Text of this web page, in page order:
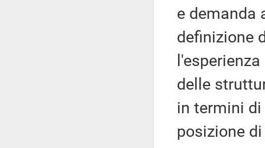
e demanda
definizione
delle
in termini
posizione